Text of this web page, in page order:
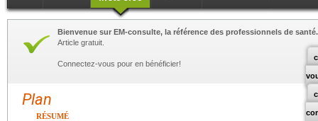
Bienvenue sur EM-consulte, la référence des professionnels de santé.
Article gratuit.
Connectez-vous pour en bénéficier!
Plan
RÉSUMÉ